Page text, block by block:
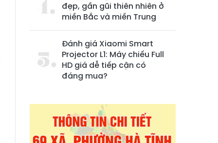
đẹp, gần gũi thiên nhiên ở
miền Bắc và miền Trung
Đánh giá Xiaomi Smart
Projector L1: Máy chiếu Full
HD giá dễ tiếp cận có
đáng mua?